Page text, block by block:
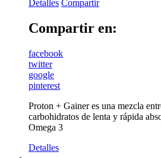
Detalles Compartir
Compartir en:
facebook
twitter
google
pinterest
Proton + Gainer es una mezcla
carbohidratos de lenta y rápida
Omega 3
Detalles